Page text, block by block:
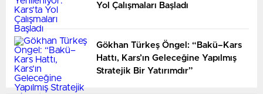
Yol Çalışmaları Başladı
Gökhan Türkeş Öngel: “Bakü–Kars
Hattı, Kars’ın Geleceğine Yapılmış
Stratejik Bir Yatırımdır”